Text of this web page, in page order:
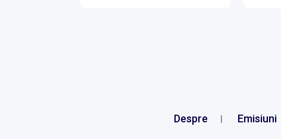
Despre Emisiuni